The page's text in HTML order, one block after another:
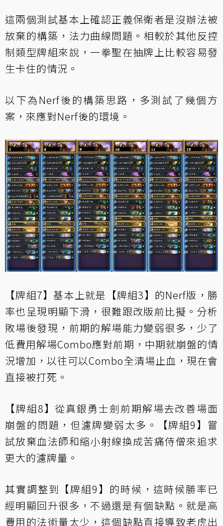
這兩個測試基本上確認正義保衛者是沒辦法被
放棄的構築，法力曲線問題。相較於其他反控
制類型牌組來說，一拳聖在抽牌上比較容易發
生卡住的情況。
以下為Nerf後的構築思路，多測試了幾個方
案，來應對Nerf後的環境。
【牌組7】基本上就是【牌組3】的Nerf版，勝
率也呈現明顯下滑，很難跟改版前比擬。分析
敗場後發現，前期的解場能力變弱很多，少了
低費用解場Combo應對前期，中期就崩盤的情
況增加，以往可以Combo全清場止血，現在會
直接被打死。
【牌組8】從真銀勇士劍前期解場去改善場面
崩盤的問題，但濾牌變弱太多。【牌組9】嘗
試放棄血法師和縮小射線換成苦痛侍僧來追求
更大的濾牌量。
其實調整到【牌組9】的時候，這時候勝率已
經明顯回升很多，不過還是有個缺點。就是高
費用的法術量太少，這個缺點直接導致老虎出